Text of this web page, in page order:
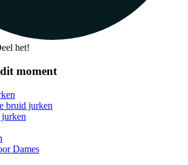
het!
moment
bruid jurken
Dames